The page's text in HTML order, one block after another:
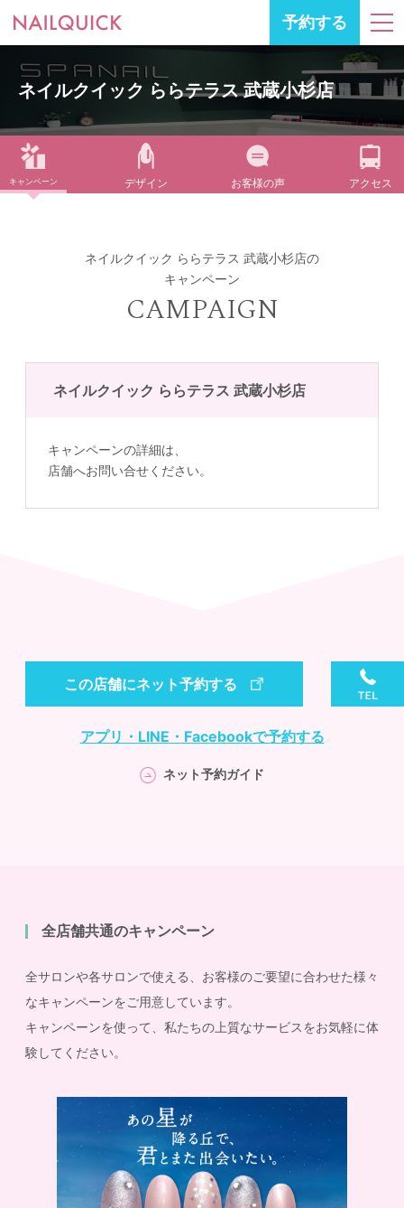
予約する
ネイルクイック ららテラス 武蔵小杉店
キャンペーン デザイン お客様の声 アクセス
ネイルクイック ららテラス 武蔵小杉店の
キャンペーン
CAMPAIGN
ネイルクイック ららテラス 武蔵小杉店
キャンペーンの詳細は、
店舗へお問い合せください。
この店舗にネット予約する
アプリ・LINE・Facebookで予約する
ネット予約ガイド
全店舗共通のキャンペーン
全サロンや各サロンで使える、お客様のご要望に合わせた様々
なキャンペーンをご用意しています。
キャンペーンを使って、私たちの上質なサービスをお気軽に体
験してください。